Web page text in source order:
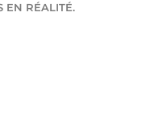
EN RÉALITÉ.